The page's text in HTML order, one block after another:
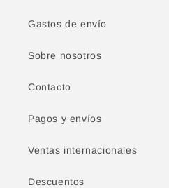
Gastos de envío
Sobre nosotros
Contacto
Pagos y envíos
Ventas internacionales
Descuentos